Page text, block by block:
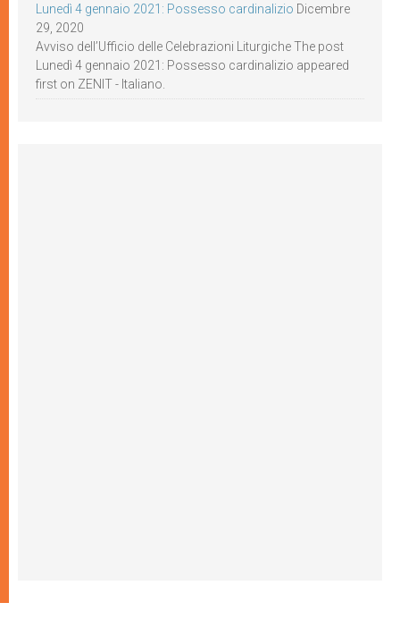
Lunedì 4 gennaio 2021: Possesso cardinalizio Dicembre
29, 2020
Avviso dell’Ufficio delle Celebrazioni Liturgiche The post
Lunedì 4 gennaio 2021: Possesso cardinalizio appeared
first on ZENIT - Italiano.